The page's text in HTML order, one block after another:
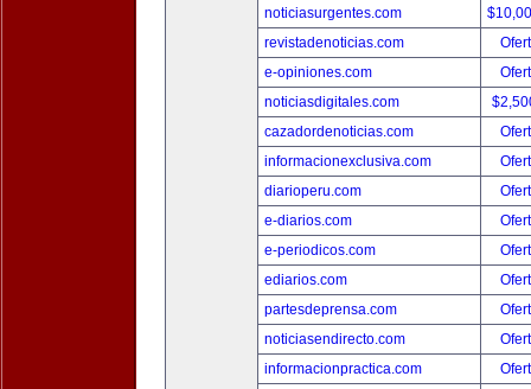
noticiasurgentes.com
revistadenoticias.com
e-opiniones.com
noticiasdigitales.com
cazadordenoticias.com
informacionexclusiva.com
diarioperu.com
e-diarios.com
e-periodicos.com
ediarios.com
partesdeprensa.com
noticiasendirecto.com
informacionpractica.com